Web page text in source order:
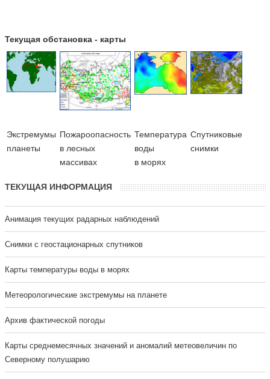
Текущая обстановка - карты
Экстремумы
планеты
Пожароопасность
в лесных
массивах
Температура
воды
в морях
Cпутниковые
снимки
ТЕКУЩАЯ ИНФОРМАЦИЯ
Анимация текущих радарных наблюдений
Cнимки с геостационарных спутников
Карты температуры воды в морях
Метеорологические экстремумы на планете
Архив фактической погоды
Карты среднемесячных значений и аномалий метеовеличин по
Северному полушарию